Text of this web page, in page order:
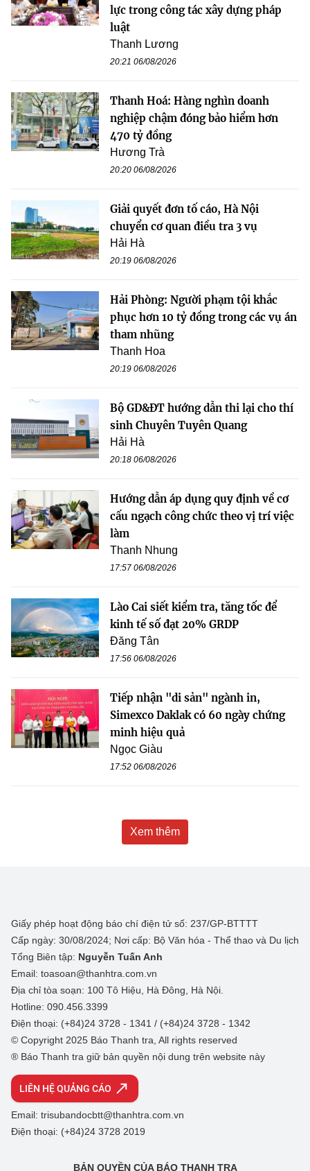
lực trong công tác xây dựng pháp
luật
Thanh Lương
20:21 06/08/2026
Thanh Hoá: Hàng nghìn doanh
nghiệp chậm đóng bảo hiểm hơn
470 tỷ đồng
Hương Trà
20:20 06/08/2026
Giải quyết đơn tố cáo, Hà Nội
chuyển cơ quan điều tra 3 vụ
Hải Hà
20:19 06/08/2026
Hải Phòng: Người phạm tội khắc
phục hơn 10 tỷ đồng trong các vụ án
tham nhũng
Thanh Hoa
20:19 06/08/2026
Bộ GD&ĐT hướng dẫn thi lại cho thí
sinh Chuyên Tuyên Quang
Hải Hà
20:18 06/08/2026
Hướng dẫn áp dụng quy định về cơ
cấu ngạch công chức theo vị trí việc
làm
Thanh Nhung
17:57 06/08/2026
Lào Cai siết kiểm tra, tăng tốc để
kinh tế số đạt 20% GRDP
Đăng Tân
17:56 06/08/2026
Tiếp nhận "di sản" ngành in,
Simexco Daklak có 60 ngày chứng
minh hiệu quả
Ngọc Giàu
17:52 06/08/2026
Xem thêm
Giấy phép hoạt động báo chí điện tử số: 237/GP-BTTTT
Cấp ngày: 30/08/2024; Nơi cấp: Bộ Văn hóa - Thể thao và Du lịch
Tổng Biên tập: Nguyễn Tuấn Anh
Email: toasoan@thanhtra.com.vn
Địa chỉ tòa soạn: 100 Tô Hiệu, Hà Đông, Hà Nội.
Hotline: 090.456.3399
Điện thoại: (+84)24 3728 - 1341 / (+84)24 3728 - 1342
© Copyright 2025 Báo Thanh tra, All rights reserved
® Báo Thanh tra giữ bản quyền nội dung trên website này
LIÊN HỆ QUẢNG CÁO
Email: trisubandocbtt@thanhtra.com.vn
Điện thoại: (+84)24 3728 2019
BẢN QUYỀN CỦA BÁO THANH TRA